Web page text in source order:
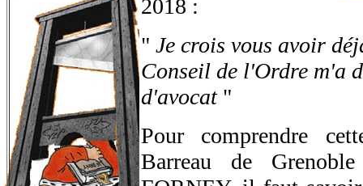
2018 :
" Je crois vous avoir
Conseil de l'Ordre m'a
d'avocat "
Pour comprendre
Barreau de